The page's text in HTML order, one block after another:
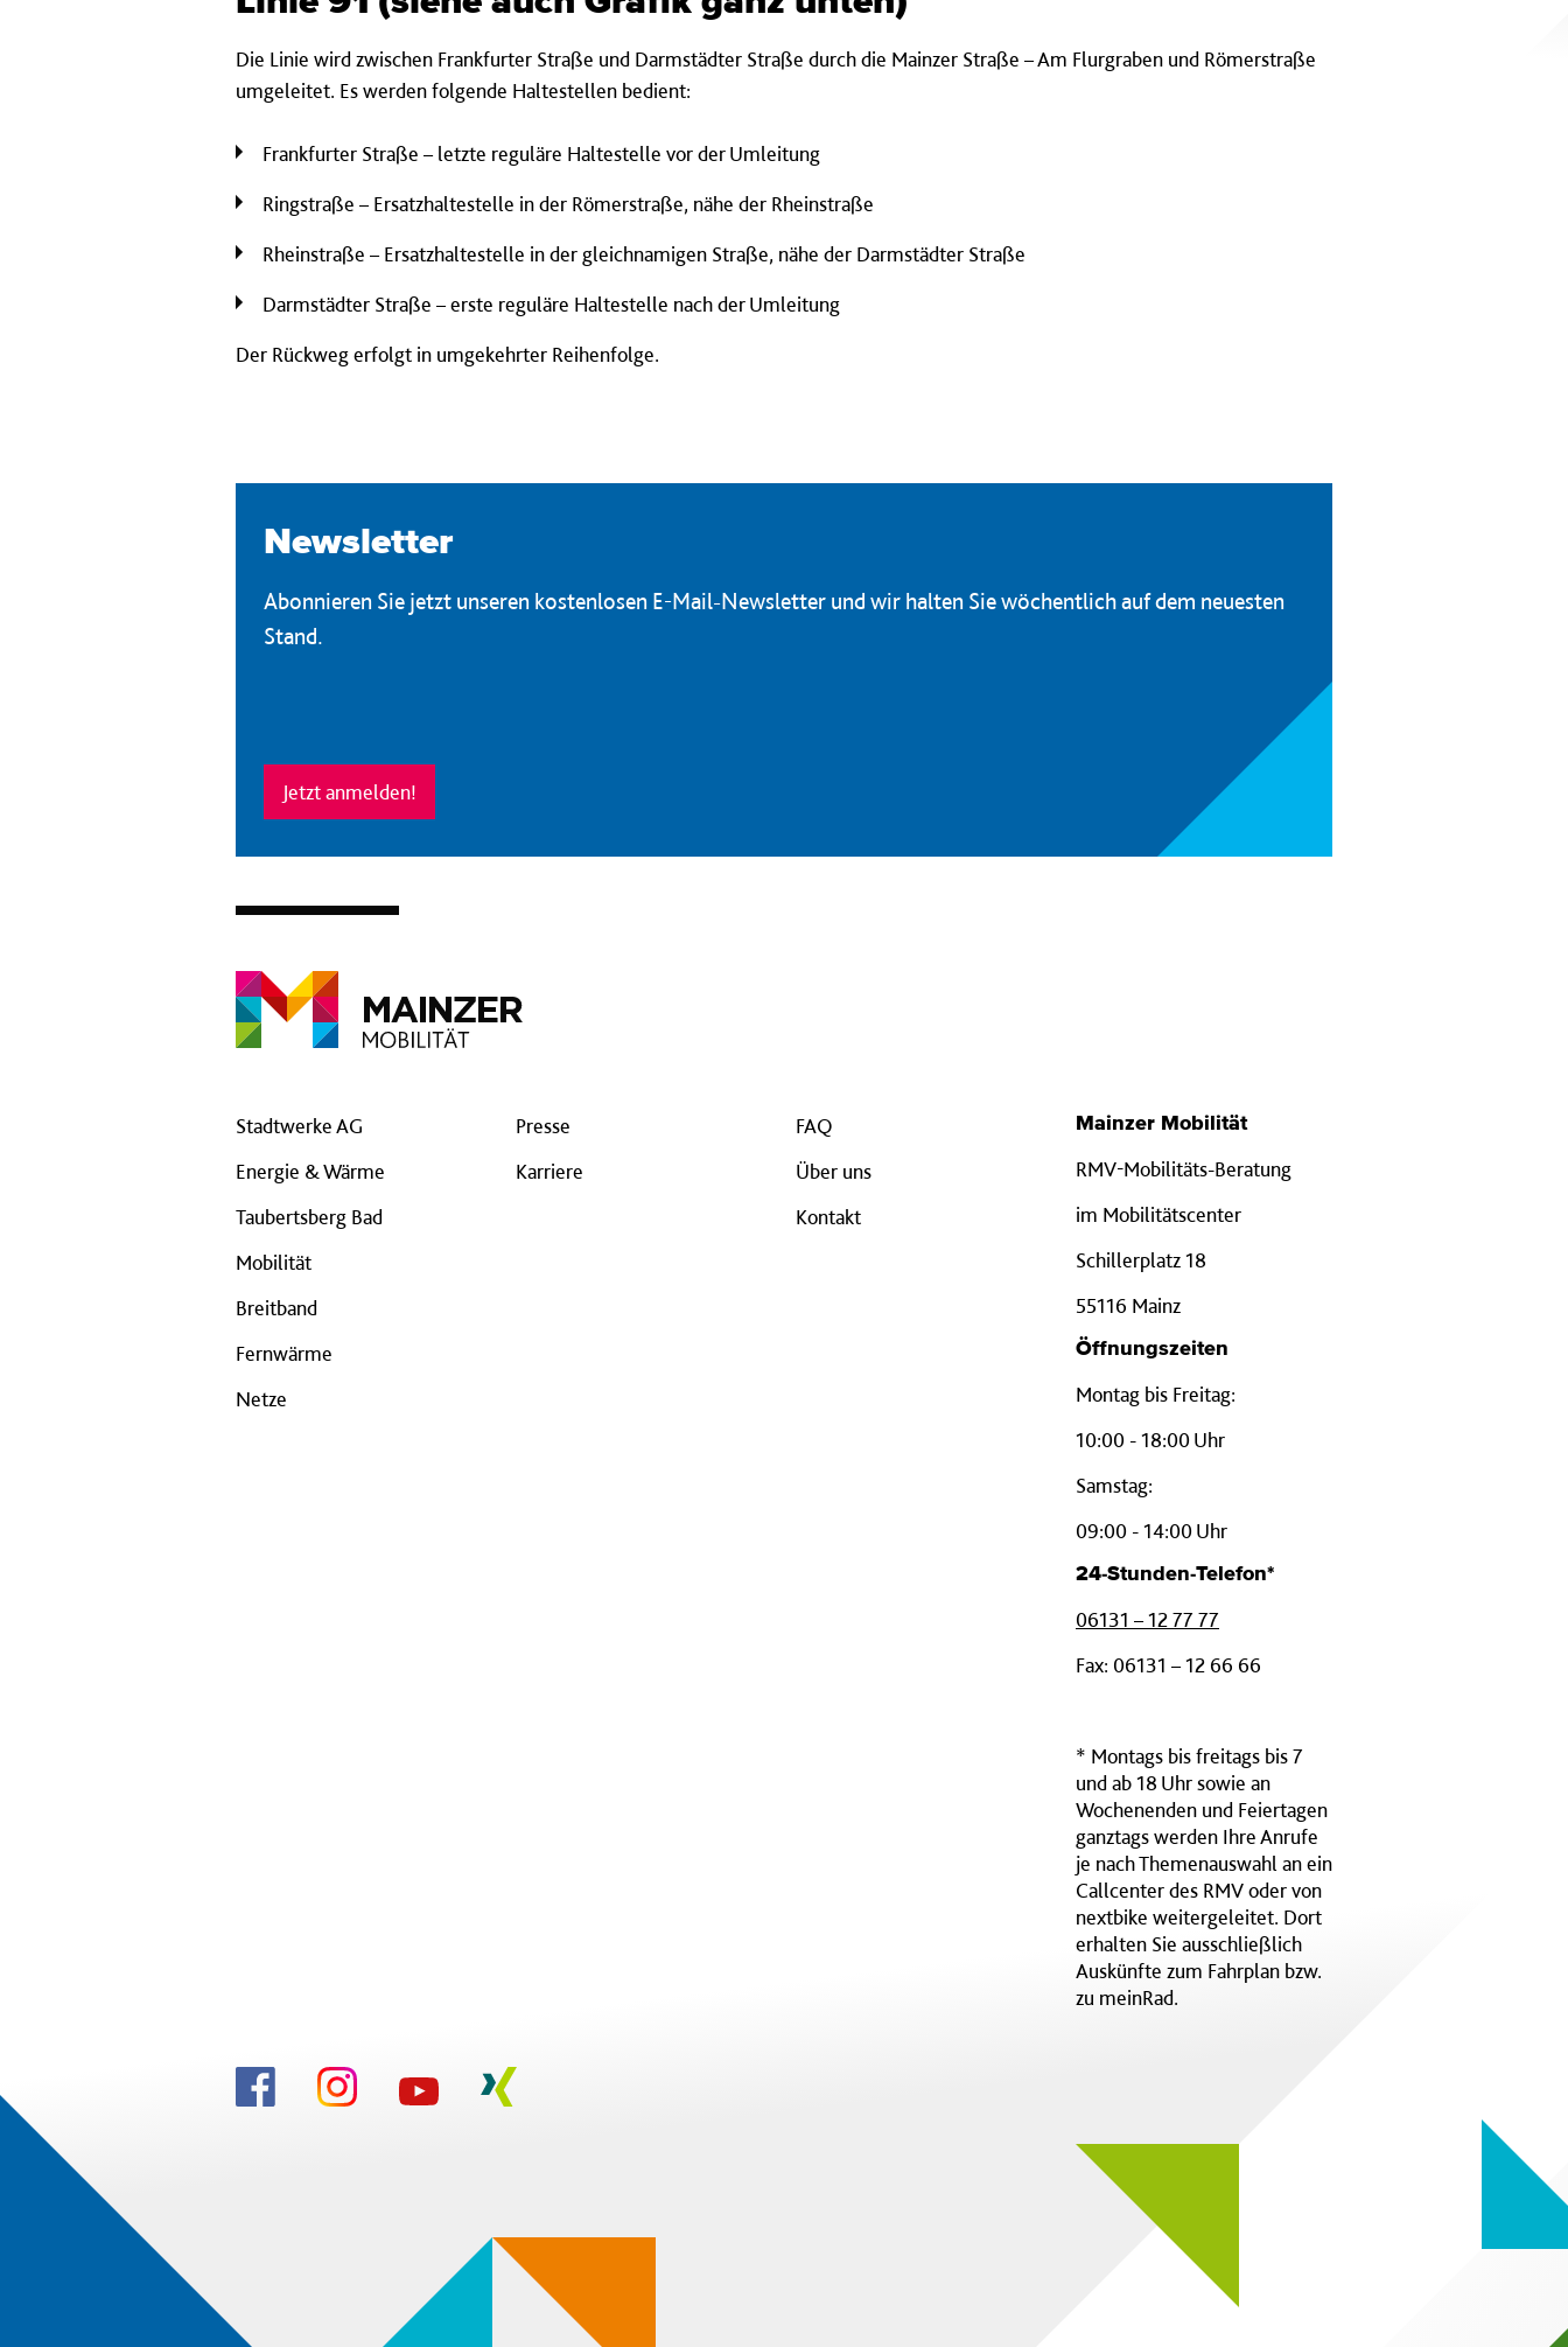
Die Linie wird zwischen Frankfurter Straße und Darmstädter Straße durch die Mainzer Straße – Am Flurgraben und Römerstraße
umgeleitet. Es werden folgende Haltestellen bedient:
Frankfurter Straße – letzte reguläre Haltestelle vor der Umleitung
Ringstraße – Ersatzhaltestelle in der Römerstraße, nähe der Rheinstraße
Rheinstraße – Ersatzhaltestelle in der gleichnamigen Straße, nähe der Darmstädter Straße
Darmstädter Straße – erste reguläre Haltestelle nach der Umleitung
Der Rückweg erfolgt in umgekehrter Reihenfolge.
Newsletter
Abonnieren Sie jetzt unseren kostenlosen E-Mail-Newsletter und wir halten Sie wöchentlich auf dem neuesten
Stand.
Jetzt anmelden!
Stadtwerke AG
Energie & Wärme
Taubertsberg Bad
Mobilität
Breitband
Fernwärme
Netze
Presse
Karriere
FAQ
Über uns
Kontakt
Mainzer Mobilität
RMV-Mobilitäts-Beratung
im Mobilitätscenter
Schillerplatz 18
55116 Mainz
Öffnungszeiten
Montag bis Freitag:
10:00 - 18:00 Uhr
Samstag:
09:00 - 14:00 Uhr
24-Stunden-Telefon*
06131 – 12 77 77
Fax: 06131 – 12 66 66
* Montags bis freitags bis 7
und ab 18 Uhr sowie an
Wochenenden und Feiertagen
ganztags werden Ihre Anrufe
je nach Themenauswahl an ein
Callcenter des RMV oder von
nextbike weitergeleitet. Dort
erhalten Sie ausschließlich
Auskünfte zum Fahrplan bzw.
zu meinRad.